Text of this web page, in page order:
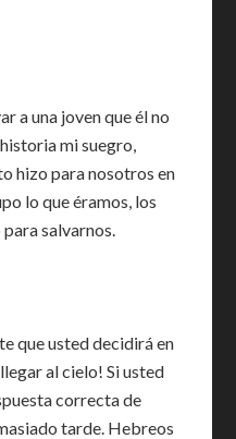
a una joven que él no
mi suegro,
hizo para nosotros en
lo que éramos, los
salvarnos.
que usted decidirá en
al cielo! Si usted
correcta de
tarde. Hebreos